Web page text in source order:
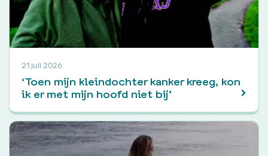
21 juli 2026
‘Toen mijn kleindochter kanker kreeg, kon
ik er met mijn hoofd niet bij’